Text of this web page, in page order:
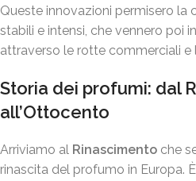
Queste innovazioni permisero la
stabili e intensi, che vennero poi
attraverso le rotte commerciali e
Storia dei profumi: dal
all’Ottocento
Arriviamo al Rinascimento che
rinascita del profumo in Europa.